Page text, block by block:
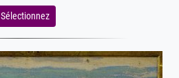
Sélectionnez